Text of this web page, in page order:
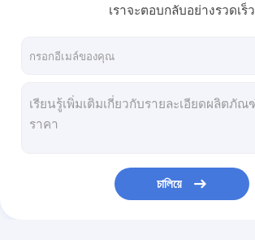
ช่างเชื่อม TIG MMA
เครื่องเชื่อม ARC MMA ใช้ในอุตสาหกรรม
เครื่องตัดพลาสม่าแบบพกพา
ช่างเชื่อม ARC มินิ
เราจะตอบกลับอย่างรวดเร็ว
চালিয়ে